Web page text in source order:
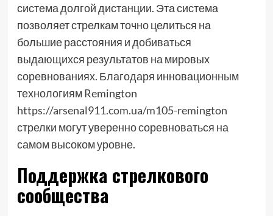
система долгой дистанции. Эта система
позволяет стрелкам точно целиться на
большие расстояния и добиваться
выдающихся результатов на мировых
соревнованиях. Благодаря инновационным
технологиям Remington
https://arsenal911.com.ua/m105-remington
стрелки могут уверенно соревноваться на
самом высоком уровне.
Поддержка стрелкового
сообщества